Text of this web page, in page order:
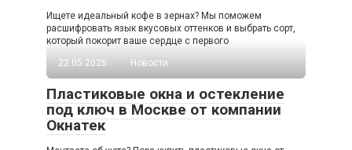
Ищете идеальный кофе в зернах? Мы поможем
расшифровать язык вкусовых оттенков и выбрать сорт,
который покорит ваше сердце с первого
22.05.2026
Новости
Пластиковые окна и остекление
под ключ в Москве от компании
Окнатек